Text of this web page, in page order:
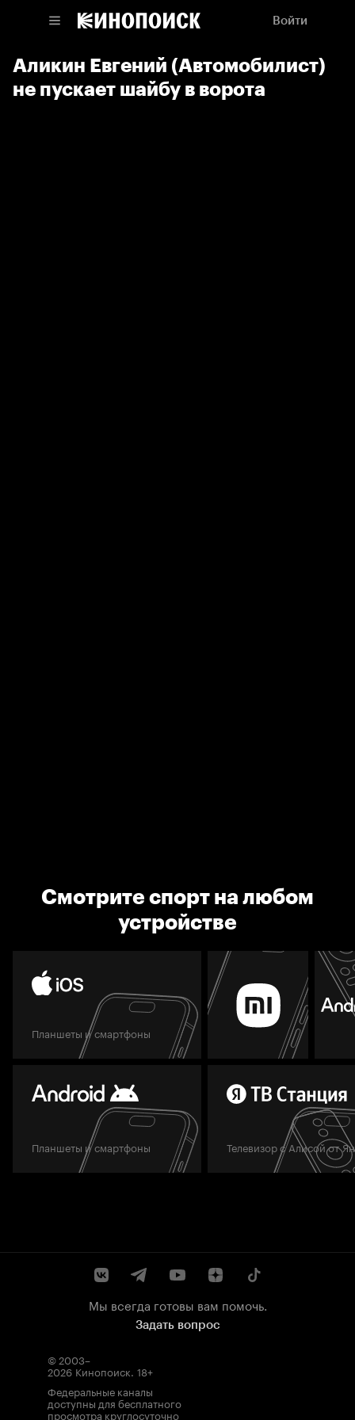
Войти
Аликин Евгений (Автомобилист)
не пускает шайбу в ворота
Смотрите спорт на любом
устройстве
Планшеты и смартфоны
Планшеты и смартфоны Телевизор с Алисой от
Мы всегда готовы вам помочь.
Задать вопрос
© 2003–
2026 Кинопоиск. 18+
Федеральные каналы
доступны для бесплатного
просмотра круглосуточно